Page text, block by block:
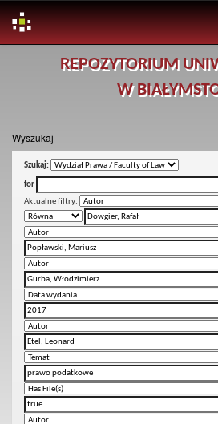
REPOZYTORIUM
W
Wyszukaj
Szukaj:
for
Aktualne filtry: